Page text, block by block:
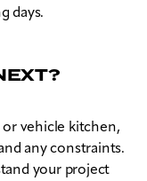
days.
or vehicle kitchen,
any constraints.
your project